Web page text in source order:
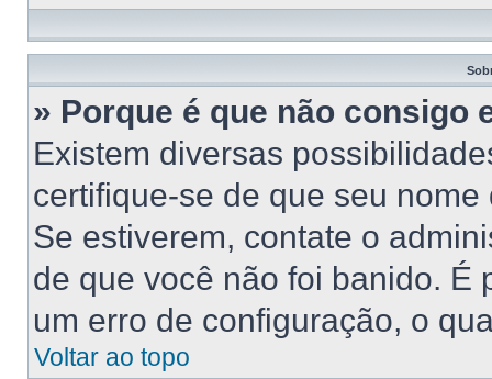
» Porque é que não consigo
Existem diversas
certifique-se de que seu
Se estiverem, contate o
de que você não foi banido. É
um erro de configuração, o
Voltar ao topo